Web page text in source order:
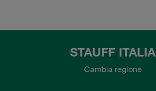
STAUFF ITALIA
Cambia regione